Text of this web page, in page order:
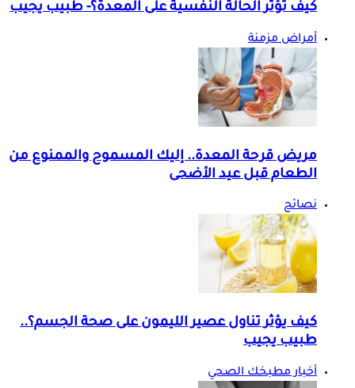
كيف تؤثر الحالة النفسية على المعدة؟- طبيب يجيب
أمراض مزمنة
مريض قرحة المعدة.. إليك المسموح والممنوع من
الطعام قبل عيد الأضحى
نصائح
كيف يؤثر تناول عصير الليمون على صحة الجسم؟..
طبيب يجيب
أخبار مطبخك الصحي